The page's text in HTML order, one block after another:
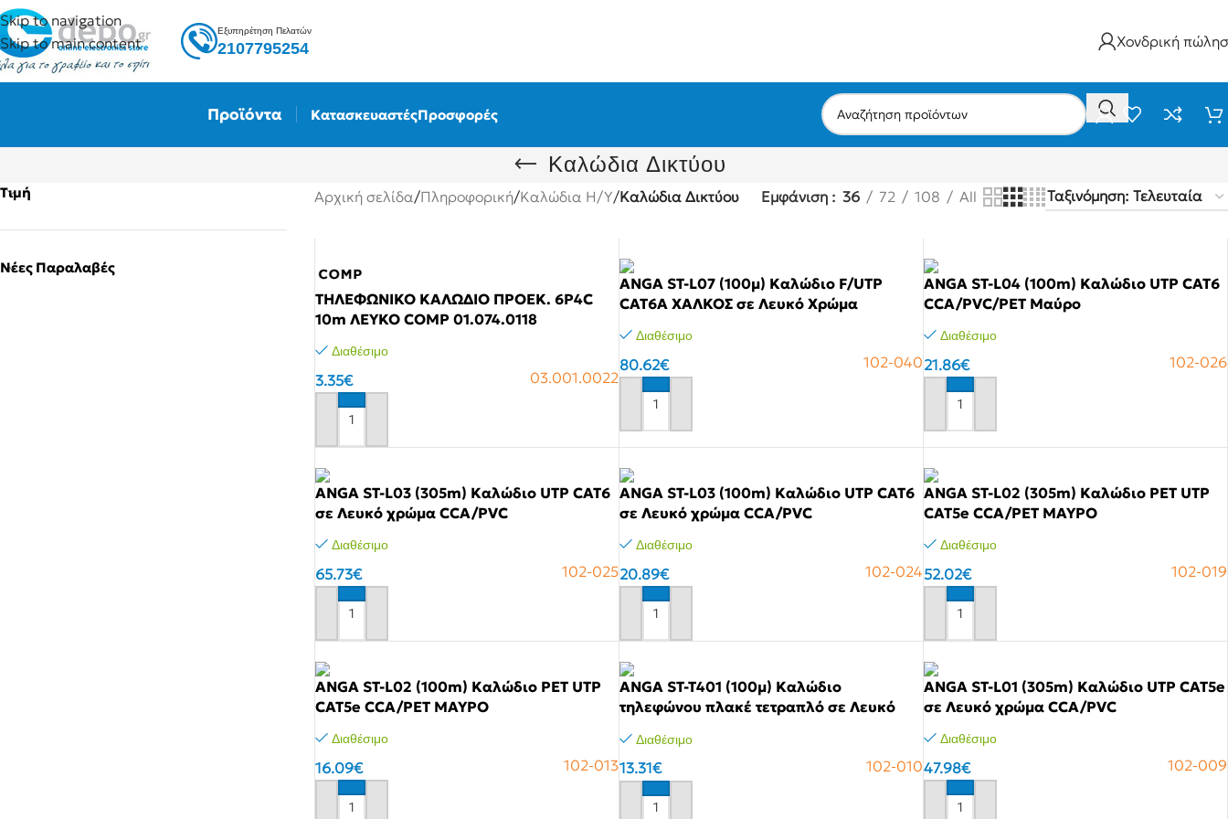
Skip to navigation
Skip to main content
Εξυπηρέτηση Πελατών
2107795254 Χονδρική
Προϊόντα ΚατασκευαστέςΠροσφορές
Καλώδια Δικτύου
Τιμή
Νέες Παραλαβές
Αρχική σελίδα/Πληροφορική/Καλώδια Η/Υ/Καλώδια Δικτύου Εμφάνιση 36 72 108 All
ΤΗΛΕΦΩΝΙΚΟ ΚΑΛΩΔΙΟ ΠΡΟΕΚ. 6P4C
10m ΛΕΥΚΟ COMP 01.074.0118
Διαθέσιμο
3.35€ 03.001.0022
Αγόρασε το
ANGA ST-L07 (100μ) Καλώδιο F/UTP
CAT6Α ΧΑΛΚΟΣ σε Λευκό Χρώμα
Διαθέσιμο
80.62€ 102-040
Αγόρασε το
ANGA ST-L04 (100m) Καλώδιο UTP CAT6
CCA/PVC/PET Μαύρο
Διαθέσιμο
21.86€ 102-026
Αγόρασε το
ANGA ST-L03 (305m) Καλώδιο UTP CAT6
σε Λευκό χρώμα CCA/PVC
Διαθέσιμο
65.73€ 102-025
Αγόρασε το
ANGA ST-L03 (100m) Καλώδιο UTP CAT6
σε Λευκό χρώμα CCA/PVC
Διαθέσιμο
20.89€ 102-024
Αγόρασε το
ANGA ST-L02 (305m) Καλώδιο PET UTP
CAT5e CCA/PET ΜΑΥΡΟ
Διαθέσιμο
52.02€ 102-019
Αγόρασε το
ANGA ST-L02 (100m) Καλώδιο PET UTP
CAT5e CCA/PET ΜΑΥΡΟ
Διαθέσιμο
16.09€ 102-013
Αγόρασε το
ANGA ST-T401 (100μ) Καλώδιο
τηλεφώνου πλακέ τετραπλό σε Λευκό
Διαθέσιμο
13.31€ 102-010
Αγόρασε το
ANGA ST-L01 (305m) Καλώδιο UTP CAT5e
σε Λευκό χρώμα CCA/PVC
Διαθέσιμο
47.98€ 102-009
Αγόρασε το